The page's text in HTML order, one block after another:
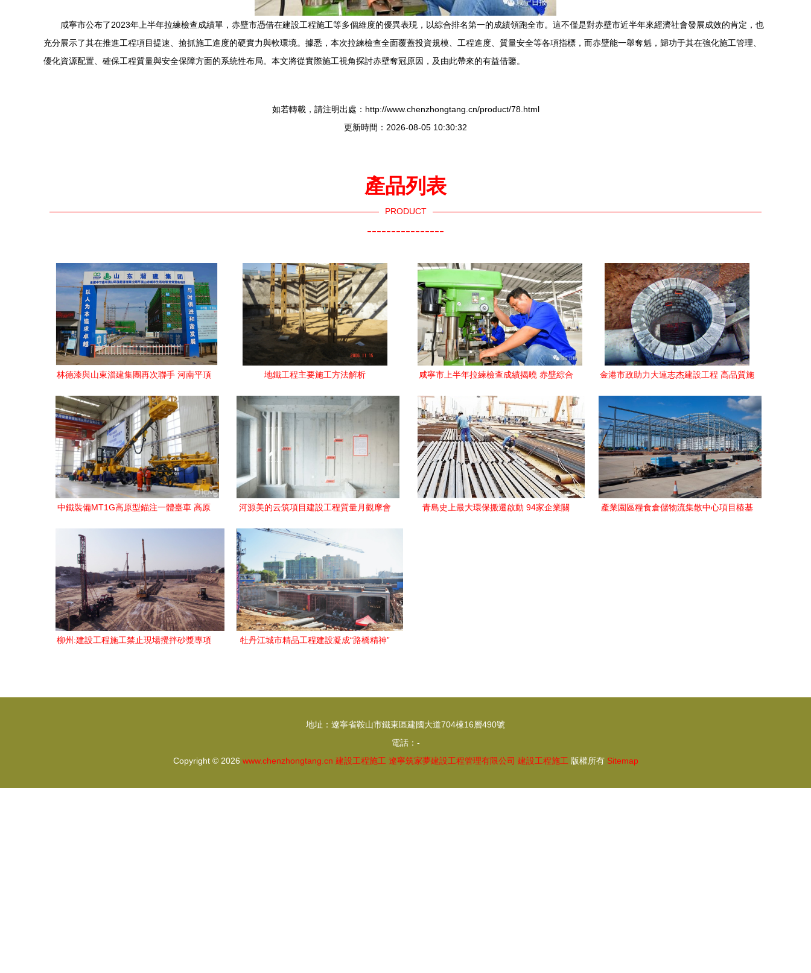
咸寧市公布了2023年上半年拉練檢查成績單，赤壁市憑借在建設工程施工等多個維度的優異表現，以綜合排名第一的成績領跑全市。這不僅是對赤壁市近半年來經濟社會發展成效的肯定，也
充分展示了其在推進工程項目提速、搶抓施工進度的硬實力與軟環境。據悉，本次拉練檢查全面覆蓋投資規模、工程進度、質量安全等各項指標，而赤壁能一舉奪魁，歸功于其在強化施工管理、
優化資源配置、確保工程質量與安全保障方面的系統性布局。本文將從實際施工視角探討赤壁奪冠原因，及由此帶來的有益借鑒。
如若轉載，請注明出處：http://www.chenzhongtang.cn/product/78.html
更新時間：2026-08-05 10:30:32
產品列表
PRODUCT
----------------
林德漆與山東淄建集團再次聯手 河南平頂
地鐵工程主要施工方法解析
咸寧市上半年拉練檢查成績揭曉 赤壁綜合
金港市政助力大連志杰建設工程 高品質施
中鐵裝備MT1G高原型錨注一體臺車 高原
河源美的云筑項目建設工程質量月觀摩會
青島史上最大環保搬遷啟動 94家企業關
產業園區糧食倉儲物流集散中心項目樁基
柳州:建設工程施工禁止現場攪拌砂漿專項
牡丹江城市精品工程建設凝成“路橋精神”
地址：遼寧省鞍山市鐵東區建國大道704棟16層490號
電話：-
Copyright © 2026 www.chenzhongtang.cn 建設工程施工 遼寧筑家夢建設工程管理有限公司 建設工程施工 版權所有 Sitemap